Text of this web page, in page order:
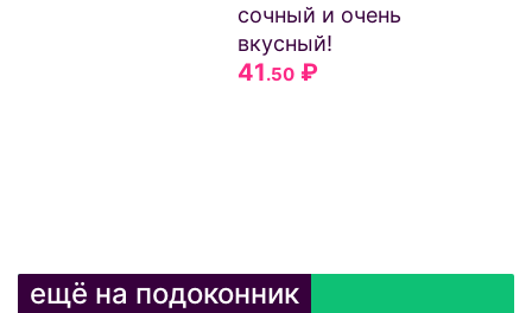
сочный и очень
вкусный!
41.50 ₽
ещё на подоконник